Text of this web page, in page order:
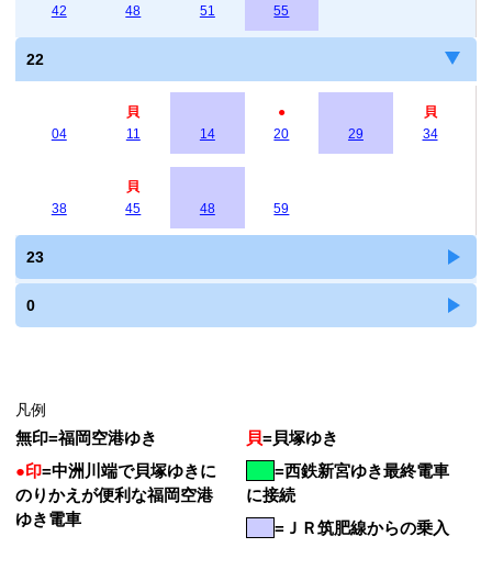
42 48
51
55
22
04
貝
11
14
●
20
29
貝
34
38
貝
45
48 59
23
0
凡例
無印=福岡空港ゆき 貝=貝塚ゆき
●印=中洲川端で貝塚ゆきに
のりかえが便利な福岡空港
ゆき電車
=西鉄新宮ゆき最終電車
に接続
=ＪＲ筑肥線からの乗入